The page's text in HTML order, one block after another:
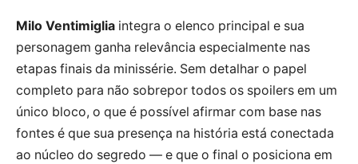
Milo Ventimiglia integra o elenco principal e sua
personagem ganha relevância especialmente nas
etapas finais da minissérie. Sem detalhar o papel
completo para não sobrepor todos os spoilers em um
único bloco, o que é possível afirmar com base nas
fontes é que sua presença na história está conectada
ao núcleo do segredo — e que o final o posiciona em